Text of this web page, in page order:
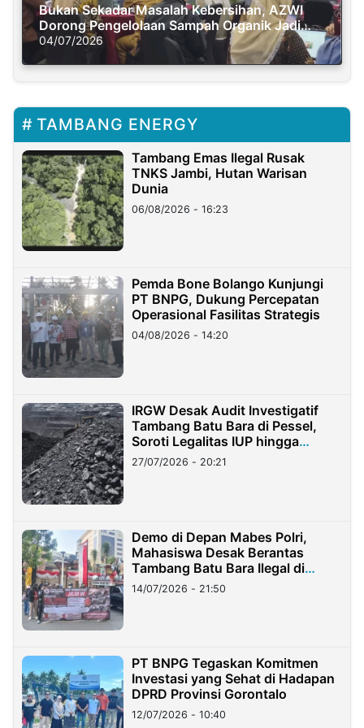
Bukan Sekadar Masalah Kebersihan, AZWI
Dorong Pengelolaan Sampah Organik Jadi
Solusi Krisis Iklim
04/07/2026
TAMBANG ENERGY
Tambang Emas Ilegal Rusak
TNKS Jambi, Hutan Warisan
Dunia
06/08/2026 - 16:23
Pemda Bone Bolango Kunjungi
PT BNPG, Dukung Percepatan
Operasional Fasilitas Strategis
04/08/2026 - 14:20
IRGW Desak Audit Investigatif
Tambang Batu Bara di Pessel,
Soroti Legalitas IUP hingga
Stockpile
27/07/2026 - 20:21
Demo di Depan Mabes Polri,
Mahasiswa Desak Berantas
Tambang Batu Bara Ilegal di
Lampung
14/07/2026 - 21:50
PT BNPG Tegaskan Komitmen
Investasi yang Sehat di Hadapan
DPRD Provinsi Gorontalo
12/07/2026 - 10:40